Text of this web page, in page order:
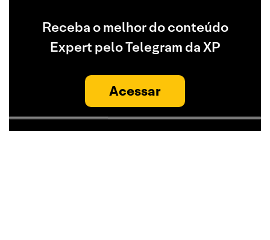
Receba o melhor do conteúdo
Expert pelo Telegram da XP
Acessar